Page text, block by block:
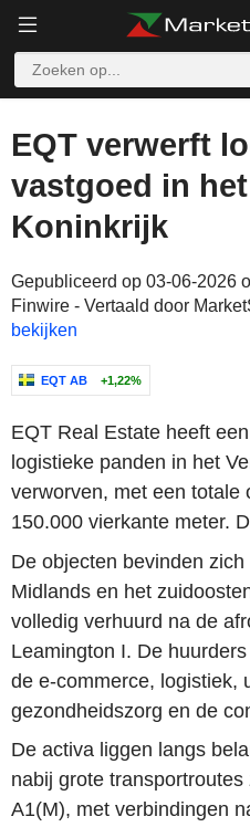
EQT verwerft
vastgoed in
Koninkrijk
Gepubliceerd op 03-06-2026
Finwire - Vertaald door
bekijken
EQT AB +1,22%
EQT Real Estate heeft
logistieke panden in het
verworven, met een totale
150.000 vierkante meter.
De objecten bevinden
Midlands en het
volledig verhuurd na de
Leamington I. De
de e-commerce, logistiek,
gezondheidszorg en de
De activa liggen langs
nabij grote
A1(M), met verbindingen